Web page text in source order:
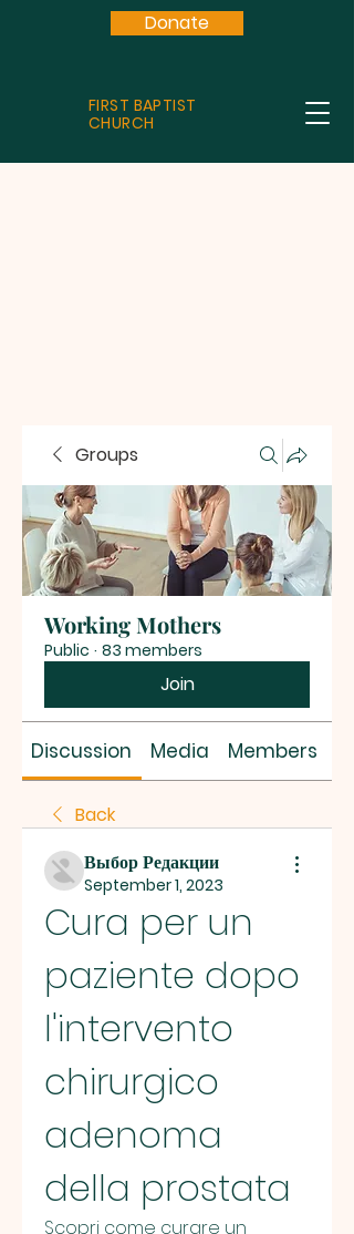
Donate
FIRST BAPTIST
CHURCH
Groups
Working Mothers
Public · 83 members
Join
Discussion Media Members
Back
Выбор Редакции
September 1, 2023
Cura per un
paziente dopo
l'intervento
chirurgico
adenoma
della prostata
Scopri come curare un